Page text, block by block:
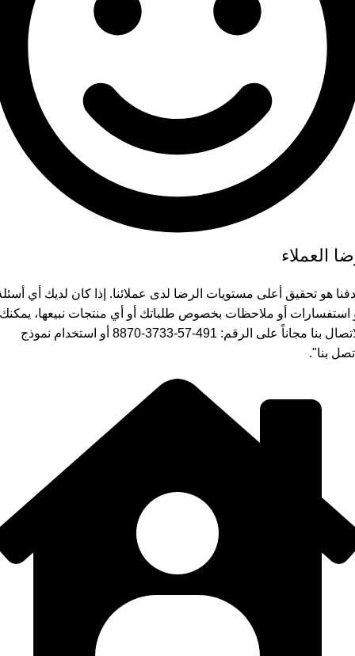
العملاء
هو تحقيق أعلى مستويات الرضا لدى عملائنا. إذا كان لديك أي
استفسارات أو ملاحظات بخصوص طلباتك أو أي منتجات نبيعها، يمكنك
الاتصال بنا مجاناً على الرقم: 491-57-3733-8870 أو استخدام نموذج
بنا".